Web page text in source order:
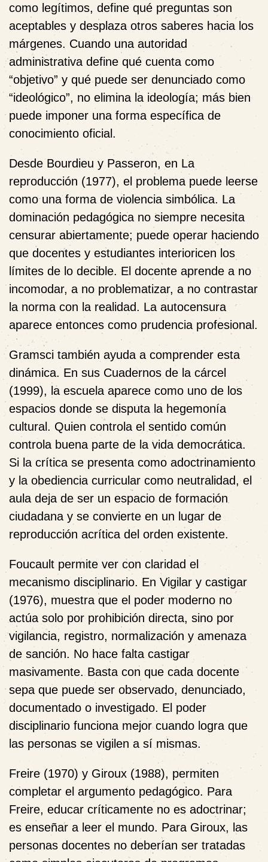
como legítimos, define qué preguntas son
aceptables y desplaza otros saberes hacia los
márgenes. Cuando una autoridad
administrativa define qué cuenta como
“objetivo” y qué puede ser denunciado como
“ideológico”, no elimina la ideología; más bien
puede imponer una forma específica de
conocimiento oficial.
Desde Bourdieu y Passeron, en La
reproducción (1977), el problema puede leerse
como una forma de violencia simbólica. La
dominación pedagógica no siempre necesita
censurar abiertamente; puede operar haciendo
que docentes y estudiantes interioricen los
límites de lo decible. El docente aprende a no
incomodar, a no problematizar, a no contrastar
la norma con la realidad. La autocensura
aparece entonces como prudencia profesional.
Gramsci también ayuda a comprender esta
dinámica. En sus Cuadernos de la cárcel
(1999), la escuela aparece como uno de los
espacios donde se disputa la hegemonía
cultural. Quien controla el sentido común
controla buena parte de la vida democrática.
Si la crítica se presenta como adoctrinamiento
y la obediencia curricular como neutralidad, el
aula deja de ser un espacio de formación
ciudadana y se convierte en un lugar de
reproducción acrítica del orden existente.
Foucault permite ver con claridad el
mecanismo disciplinario. En Vigilar y castigar
(1976), muestra que el poder moderno no
actúa solo por prohibición directa, sino por
vigilancia, registro, normalización y amenaza
de sanción. No hace falta castigar
masivamente. Basta con que cada docente
sepa que puede ser observado, denunciado,
documentado o investigado. El poder
disciplinario funciona mejor cuando logra que
las personas se vigilen a sí mismas.
Freire (1970) y Giroux (1988), permiten
completar el argumento pedagógico. Para
Freire, educar críticamente no es adoctrinar;
es enseñar a leer el mundo. Para Giroux, las
personas docentes no deberían ser tratadas